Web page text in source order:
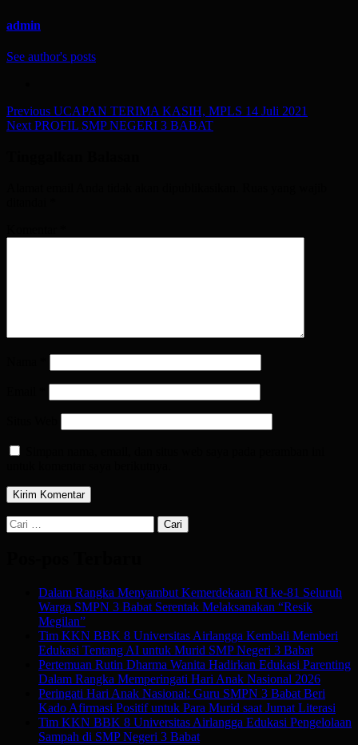
admin
See author's posts
Post
navigation
Previous UCAPAN TERIMA KASIH, MPLS 14 Juli 2021
Next PROFIL SMP NEGERI 3 BABAT
Cari
untuk:
Dalam Rangka Menyambut Kemerdekaan RI ke-81 Seluruh
Warga SMPN 3 Babat Serentak Melaksanakan “Resik
Megilan”
Tim KKN BBK 8 Universitas Airlangga Kembali Memberi
Edukasi Tentang AI untuk Murid SMP Negeri 3 Babat
Pertemuan Rutin Dharma Wanita Hadirkan Edukasi Parenting
Dalam Rangka Memperingati Hari Anak Nasional 2026
Peringati Hari Anak Nasional: Guru SMPN 3 Babat Beri
Kado Afirmasi Positif untuk Para Murid saat Jumat Literasi
Tim KKN BBK 8 Universitas Airlangga Edukasi Pengelolaan
Sampah di SMP Negeri 3 Babat